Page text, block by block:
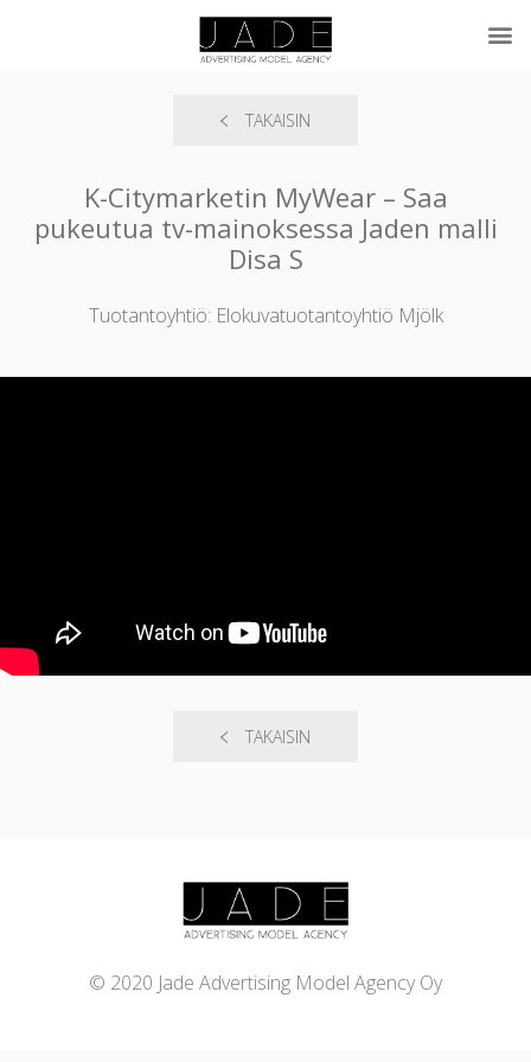
TAKAISIN
K-Citymarketin MyWear – Saa
pukeutua tv-mainoksessa Jaden malli
Disa S
Tuotantoyhtiö: Elokuvatuotantoyhtiö Mjölk
TAKAISIN
© 2020 Jade Advertising Model Agency Oy